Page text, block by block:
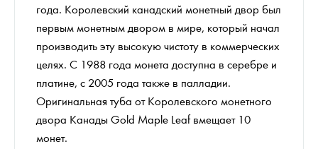
года. Королевский канадский монетный двор был
первым монетным двором в мире, который начал
производить эту высокую чистоту в коммерческих
целях. С 1988 года монета доступна в серебре и
платине, с 2005 года также в палладии.
Оригинальная туба от Королевского монетного
двора Канады Gold Maple Leaf вмещает 10
монет.